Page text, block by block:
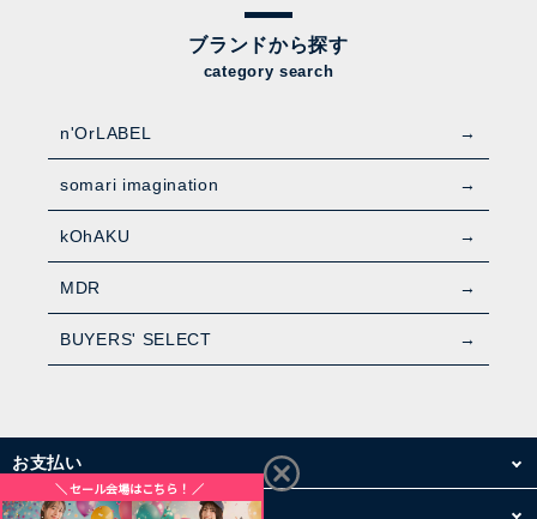
ブランドから探す
category search
n'OrLABEL
somari imagination
kOhAKU
MDR
BUYERS' SELECT
お支払い
配送・送料